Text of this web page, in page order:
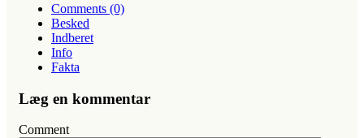
Comments (0)
Besked
Indberet
Info
Fakta
Læg en kommentar
Comment